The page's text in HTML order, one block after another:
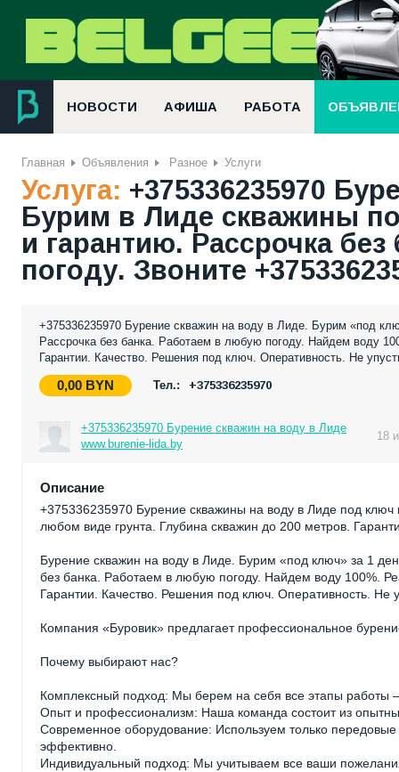
НОВОСТИ АФИША РАБОТА
Главная Объявления Разное Услуги
Услуга: +375336235970
Бурим в Лиде скважины
и гарантию. Рассрочка
погоду. Звоните
+375336235970 Бурение скважин на воду в Лиде. Бурим «под
Рассрочка без банка. Работаем в любую погоду. Найдем воду
Гарантии. Качество. Решения под ключ. Оперативность. Не
0,00 BYN Тел.: +375336235970
+375336235970 Бурение скважин на воду в Лиде
www.burenie-lida.by
18
Описание
+375336235970 Бурение скважины на воду в Лиде под ключ
любом виде грунта. Глубина скважин до 200 метров.
Бурение скважин на воду в Лиде. Бурим «под ключ» за 1
без банка. Работаем в любую погоду. Найдем воду 100%.
Гарантии. Качество. Решения под ключ. Оперативность. Не
Компания «Буровик» предлагает профессиональное
Почему выбирают нас?
Комплексный подход: Мы берем на себя все этапы работы
Опыт и профессионализм: Наша команда состоит из
Современное оборудование: Используем только
эффективно.
Индивидуальный подход: Мы учитываем все ваши